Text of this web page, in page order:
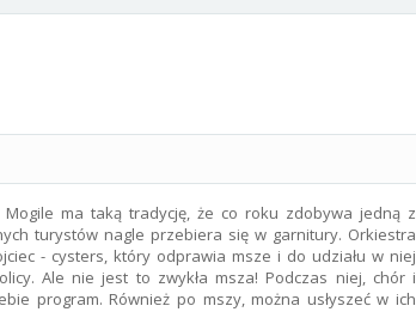
ma taką tradycję, że co roku zdobywa jedną z
turystów nagle przebiera się w garnitury. Orkiestra
- cysters, który odprawia msze i do udziału w niej
Ale nie jest to zwykła msza! Podczas niej, chór i
program. Również po mszy, można usłyszeć w ich